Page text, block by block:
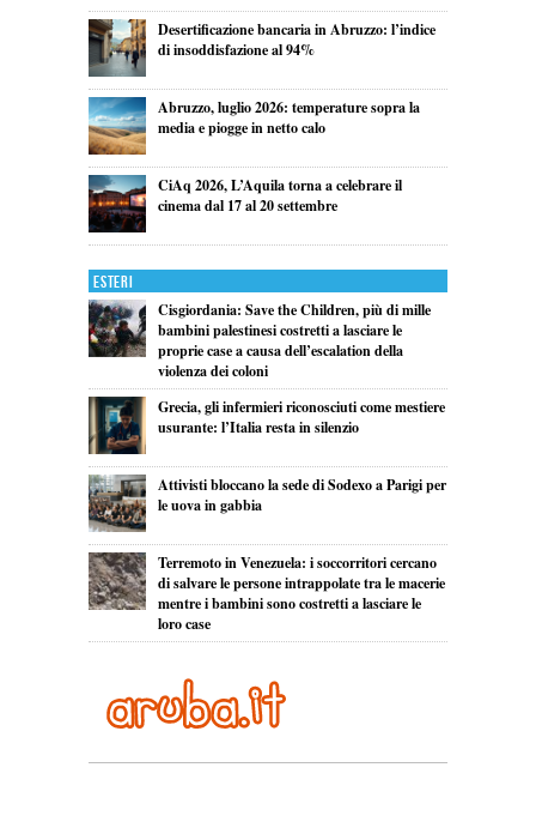
Desertificazione bancaria in Abruzzo: l’indice
di insoddisfazione al 94%
Abruzzo, luglio 2026: temperature sopra la
media e piogge in netto calo
CiAq 2026, L’Aquila torna a celebrare il
cinema dal 17 al 20 settembre
Esteri
Cisgiordania: Save the Children, più di mille
bambini palestinesi costretti a lasciare le
proprie case a causa dell’escalation della
violenza dei coloni
Grecia, gli infermieri riconosciuti come mestiere
usurante: l’Italia resta in silenzio
Attivisti bloccano la sede di Sodexo a Parigi per
le uova in gabbia
Terremoto in Venezuela: i soccorritori cercano
di salvare le persone intrappolate tra le macerie
mentre i bambini sono costretti a lasciare le
loro case